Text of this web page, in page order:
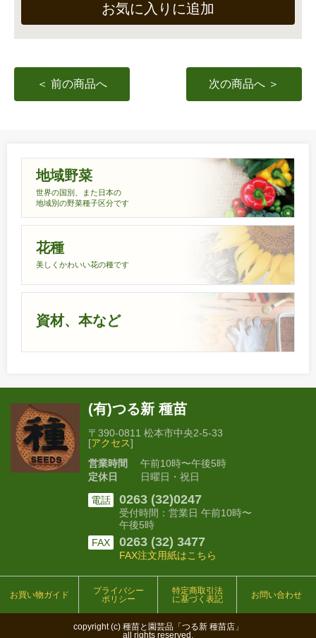
お気に入りに追加
＜ 前の商品へ 次の商品へ ＞
地域野菜
世界の国別、また日本の
地域別の野菜種子区分です
花種
美しくかわいい花の種です
資材、本など
(有)つる新 種苗
〒390-0811 松本市中央2-5-33
[アクセス]
営業時間
午前10時〜午後5時
定休日
日曜日・祝日
電話 0263 (32)0247
受付時間：営業日 午前10時〜
午後5時
FAX
0263 (32) 3477
FAX注文用紙はこちら
お買い物ガイド
プライバシー
ポリシー
特定商取引法
に基づく表記
お問い合わせ
copyright (c) 種苗と園芸品「つる新 種苗店」
all rights reserved.